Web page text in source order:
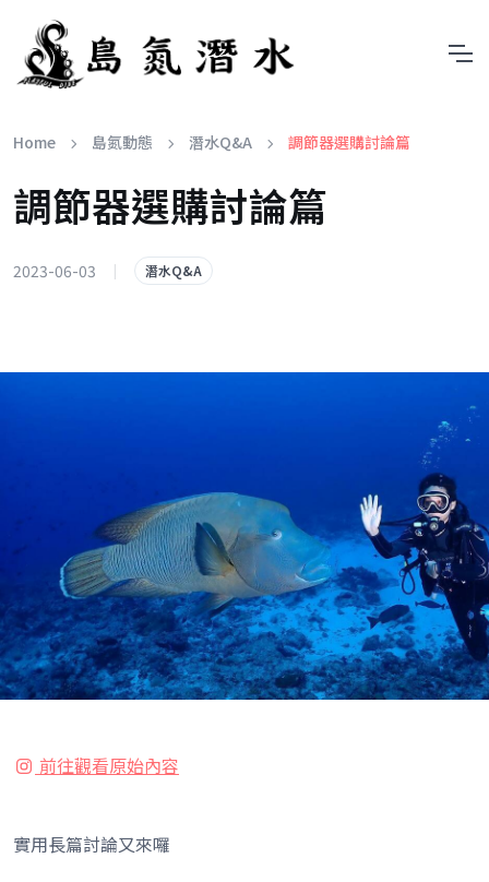
Home 島氮動態 潛水Q&A 調節器選購討論篇
調節器選購討論篇
2023-06-03 | 潛水Q&A
前往觀看原始內容
實用長篇討論又來囉